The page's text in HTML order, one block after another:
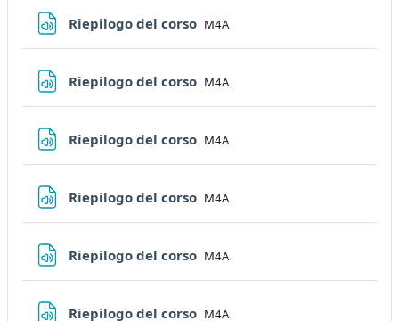
Riepilogo del corso File
M4A
Riepilogo del corso File
M4A
Riepilogo del corso File
M4A
Riepilogo del corso File
M4A
Riepilogo del corso File
M4A
Riepilogo del corso File
M4A